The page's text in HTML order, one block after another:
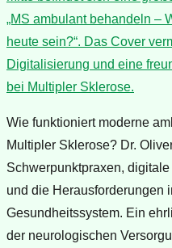
Wie funktioniert moderne
Multipler Sklerose? Dr.
Schwerpunktpraxen,
und die Herausforderungen
Gesundheitssystem. Ein
der neurologischen